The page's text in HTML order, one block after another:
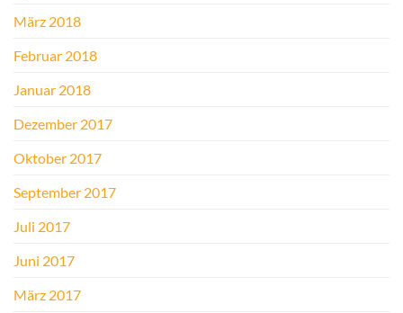
März 2018
Februar 2018
Januar 2018
Dezember 2017
Oktober 2017
September 2017
Juli 2017
Juni 2017
März 2017